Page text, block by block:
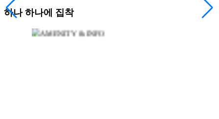
하나 하나에 집착